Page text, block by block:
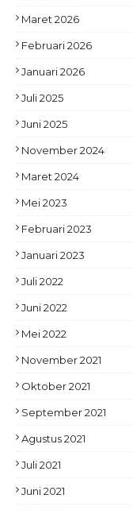
Maret 2026
Februari 2026
Januari 2026
Juli 2025
Juni 2025
November 2024
Maret 2024
Mei 2023
Februari 2023
Januari 2023
Juli 2022
Juni 2022
Mei 2022
November 2021
Oktober 2021
September 2021
Agustus 2021
Juli 2021
Juni 2021